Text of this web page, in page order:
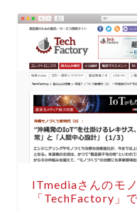
ITmediaさんのモ
「TechFactory」